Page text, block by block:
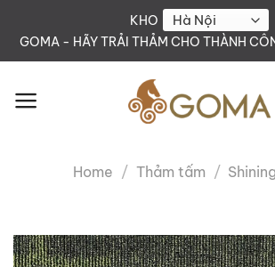
KHO
GOMA - HÃY TRẢI THẢM CHO THÀNH
Home / Thảm tấm / Shining